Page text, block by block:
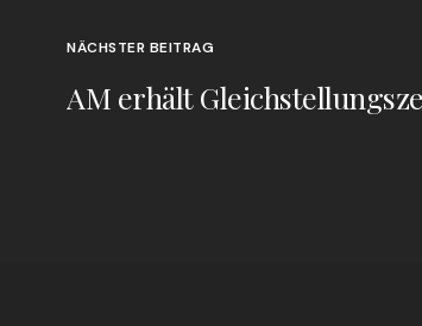
NÄCHSTER BEITRAG
AM erhält